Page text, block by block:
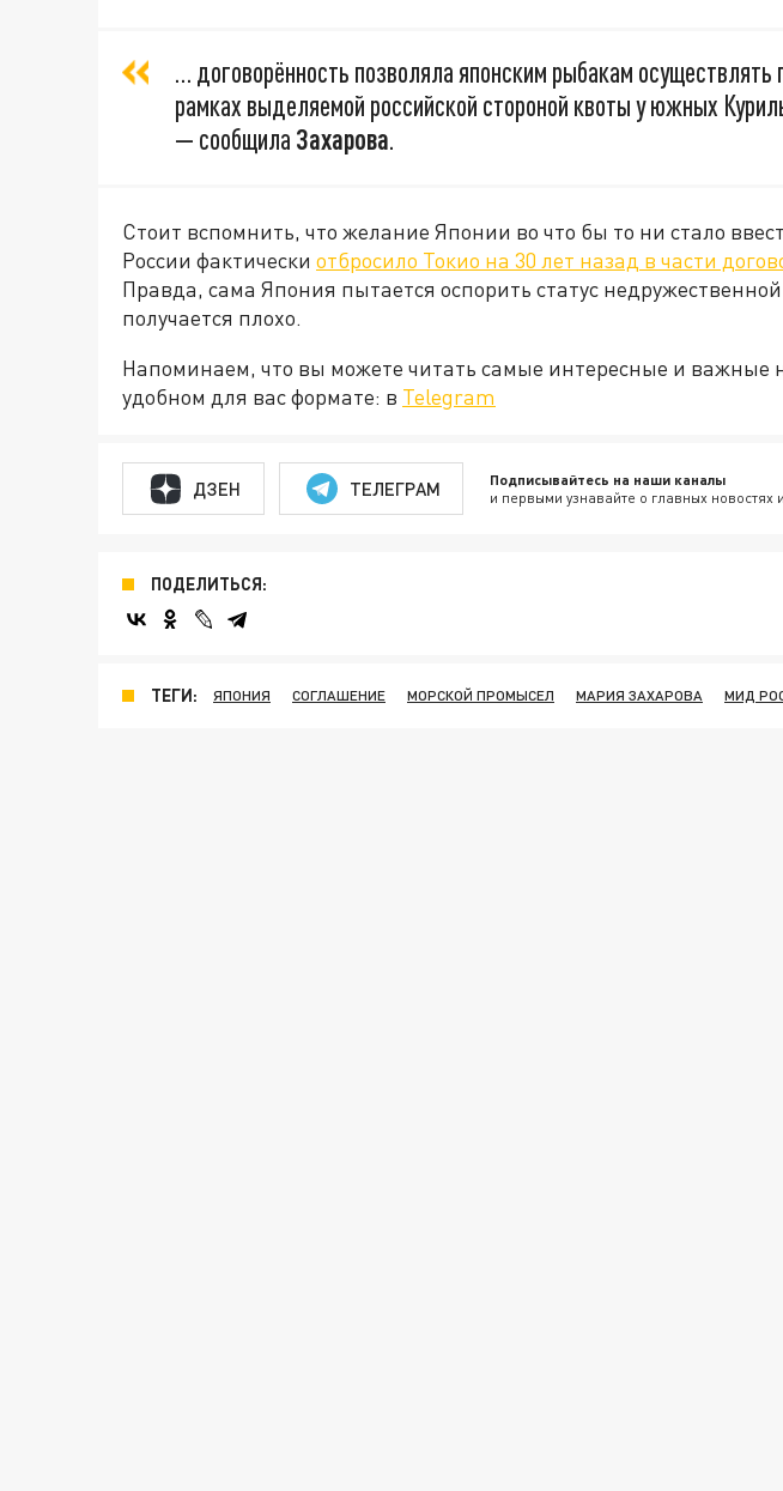
… договорённость позволяла японским рыбакам осуществлять
рамках выделяемой российской стороной квоты у южных
— сообщила Захарова.
Стоит вспомнить, что желание Японии во что бы то ни стало
России фактически отбросило Токио на 30 лет назад в части
Правда, сама Япония пытается оспорить статус
получается плохо.
Напоминаем, что вы можете читать самые интересные и важные
удобном для вас формате: в Telegram
ДЗЕН ТЕЛЕГРАМ Подписывайтесь на наши каналы
и первыми узнавайте о главных
ПОДЕЛИТЬСЯ:
ТЕГИ: ЯПОНИЯ СОГЛАШЕНИЕ МОРСКОЙ ПРОМЫСЕЛ МАРИЯ ЗАХАРОВА МИД